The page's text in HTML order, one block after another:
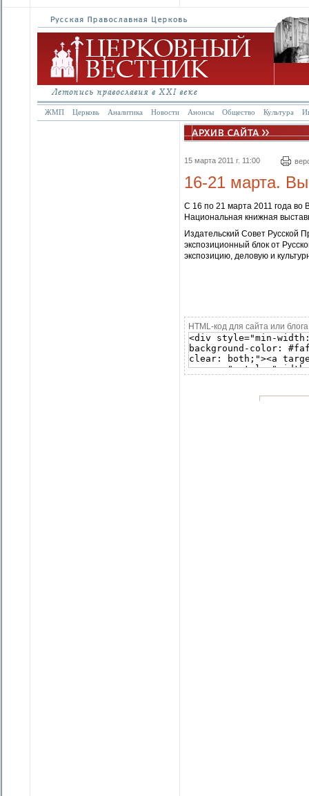
ЖМП Церковь Аналитика Новости Анонсы Общество Культура
15 марта 2011 г. 11:00
16-21 марта.
С 16 по 21 марта 2011 года во
Национальная книжная
Издательский Совет Русской
экспозиционный блок от
экспозицию, деловую и
HTML-код для сайта или